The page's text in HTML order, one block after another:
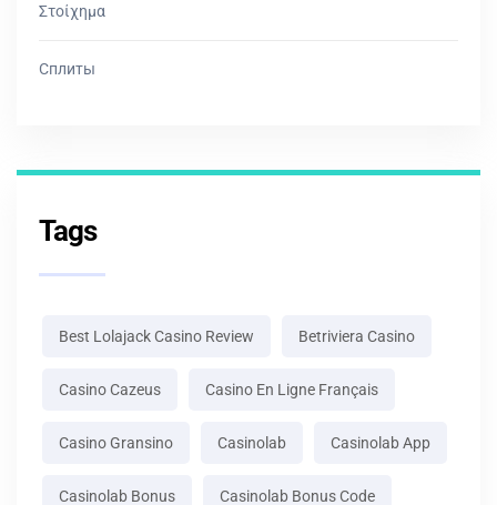
Στοίχημα
Сплиты
Tags
Best Lolajack Casino Review Betriviera Casino
Casino Cazeus Casino En Ligne Français
Casino Gransino Casinolab Casinolab App
Casinolab Bonus Casinolab Bonus Code